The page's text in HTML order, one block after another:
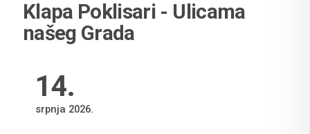
Klapa Poklisari - Ulicama
našeg Grada
14.
srpnja 2026.